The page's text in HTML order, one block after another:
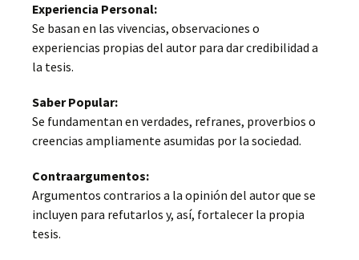
Experiencia Personal:
Se basan en las vivencias, observaciones o
experiencias propias del autor para dar credibilidad a
la tesis.
Saber Popular:
Se fundamentan en verdades, refranes, proverbios o
creencias ampliamente asumidas por la sociedad.
Contraargumentos:
Argumentos contrarios a la opinión del autor que se
incluyen para refutarlos y, así, fortalecer la propia
tesis.